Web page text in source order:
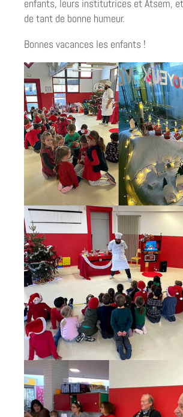
enfants, leurs institutrices et Atsem,
de tant de bonne humeur.
Bonnes vacances les enfants !